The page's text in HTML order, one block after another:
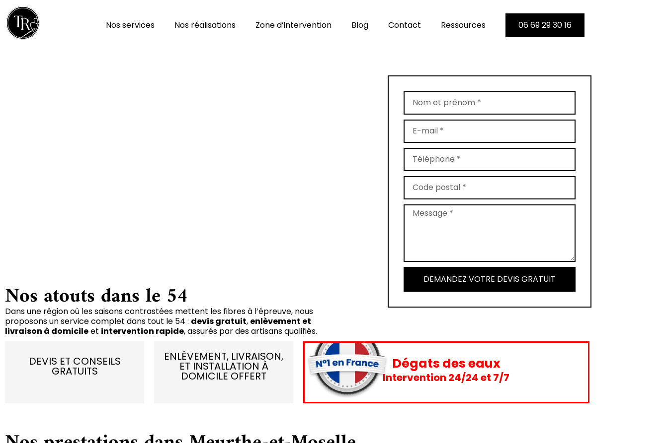
Nos services Nos réalisations Zone d’intervention Blog Contact Ressources 06 69 29 30 16
DEMANDEZ VOTRE DEVIS GRATUIT
Nos atouts dans le 54
Dans une région où les saisons contrastées mettent les fibres à l’épreuve, nous
proposons un service complet dans tout le 54 : devis gratuit, enlèvement et
livraison à domicileet intervention rapide, assurés par des artisans qualifiés.
DEVIS ET CONSEILS
GRATUITS
ENLÈVEMENT, LIVRAISON,
ET INSTALLATION À
DOMICILE OFFERT
Dégats des eaux
Intervention 24/24 et 7/7